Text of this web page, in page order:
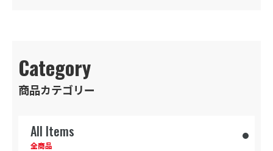
Category
商品カテゴリー
全商品
All Items